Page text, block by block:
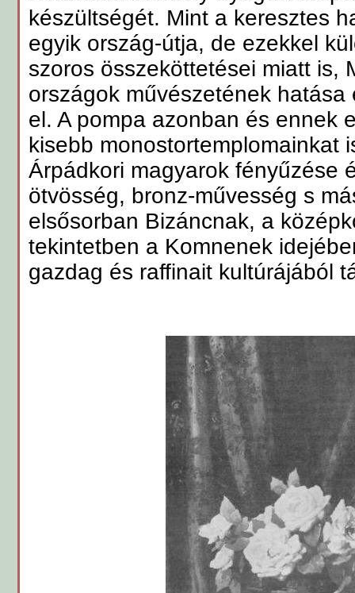
készültségét. Mint a keresztes
egyik ország-útja, de ezekkel
szoros összeköttetései miatt is,
országok művészetének hatása
el. A pompa azonban és ennek
kisebb monostortemplomainkat
Árpádkori magyarok fényűzése
ötvösség, bronz-művesség s
elsősorban Bizáncnak, a
tekintetben a Komnenek
gazdag és raffinait kultúrájából